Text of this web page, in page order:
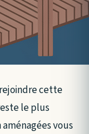
cette
le plus
vous